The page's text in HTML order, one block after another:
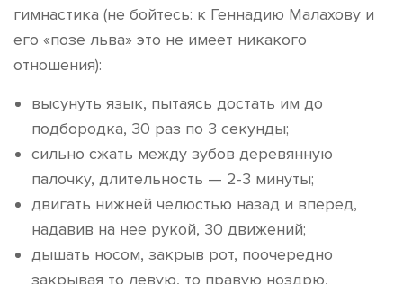
гимнастика (не бойтесь: к Геннадию Малахову и
его «позе льва» это не имеет никакого
отношения):
высунуть язык, пытаясь достать им до
подбородка, 30 раз по 3 секунды;
сильно сжать между зубов деревянную
палочку, длительность — 2-3 минуты;
двигать нижней челюстью назад и вперед,
надавив на нее рукой, 30 движений;
дышать носом, закрыв рот, поочередно
закрывая то левую, то правую ноздрю,